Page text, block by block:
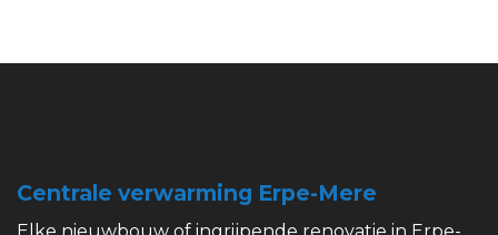
Centrale verwarming Erpe-Mere